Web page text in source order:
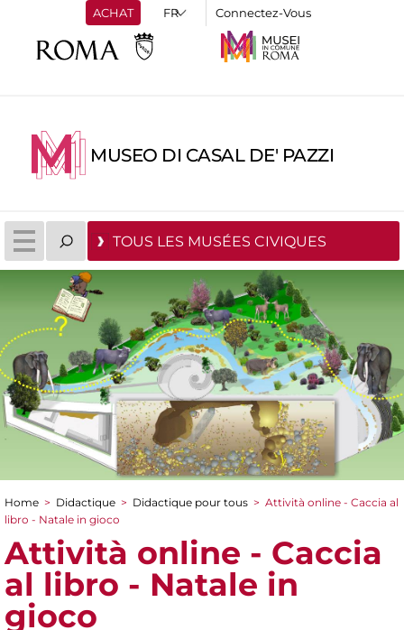
ACHAT Connectez-Vous
MUSEO DI CASAL DE' PAZZI
TOUS LES MUSÉES CIVIQUES
You are here
Home > Didactique > Didactique pour tous > Attività online - Caccia al
libro - Natale in gioco
Attività online - Caccia
al libro - Natale in
gioco